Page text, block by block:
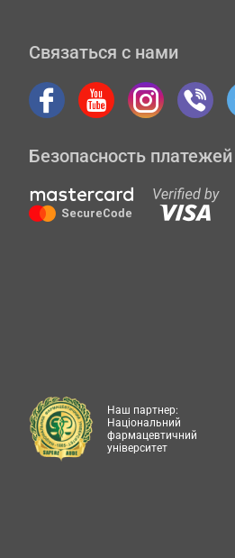
Связаться с нами
Безопасность платежей
Наш партнер:
Національний
фармацевтичний
університет